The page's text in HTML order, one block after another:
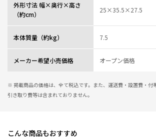
外形寸法 幅×奥行×高さ
（約cm）
25×35.5×27.5
本体質量（約kg） 7.5
メーカー希望小売価格 オープン価格
※ 掲載商品の価格は、全て税込です。また、運送費・設置費・付
引き取り費等は含まれておりません。
こんな商品もおすすめ